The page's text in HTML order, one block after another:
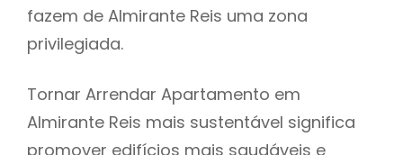
fazem de Almirante Reis uma zona
privilegiada.
Tornar Arrendar Apartamento em
Almirante Reis mais sustentável significa
promover edifícios mais saudáveis e